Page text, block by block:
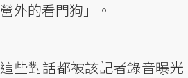
營外的看門狗」。
這些對話都被該記者錄音曝